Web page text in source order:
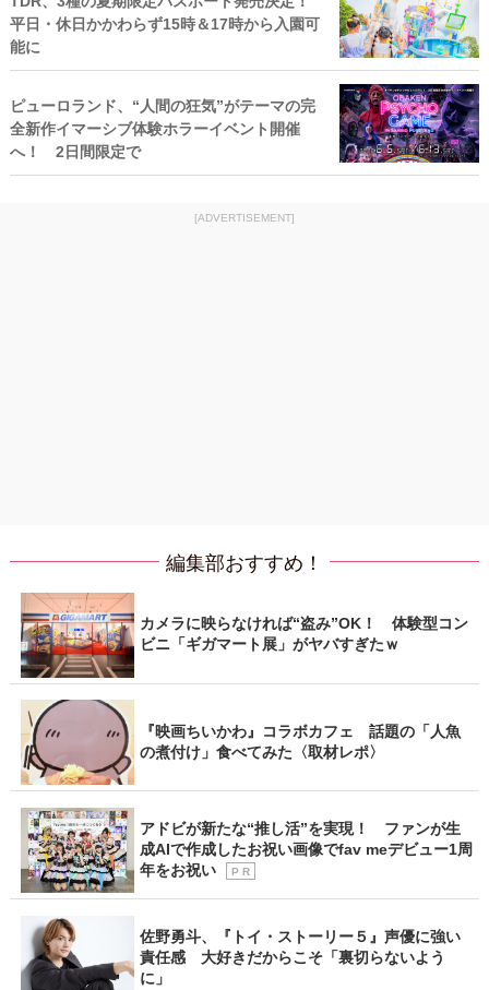
平日・休日かかわらず15時＆17時から入園可
能に
ピューロランド、“人間の狂気”がテーマの完
全新作イマーシブ体験ホラーイベント開催
へ！ 2日間限定で
[ADVERTISEMENT]
編集部おすすめ！
カメラに映らなければ“盗み”OK！ 体験型コン
ビニ「ギガマート展」がヤバすぎたｗ
『映画ちいかわ』コラボカフェ 話題の「人魚
の煮付け」食べてみた〈取材レポ〉
アドビが新たな“推し活”を実現！ ファンが生
成AIで作成したお祝い画像でfav meデビュー1周
年をお祝い
P R
佐野勇斗、『トイ・ストーリー５』声優に強い
責任感 大好きだからこそ「裏切らないよう
に」